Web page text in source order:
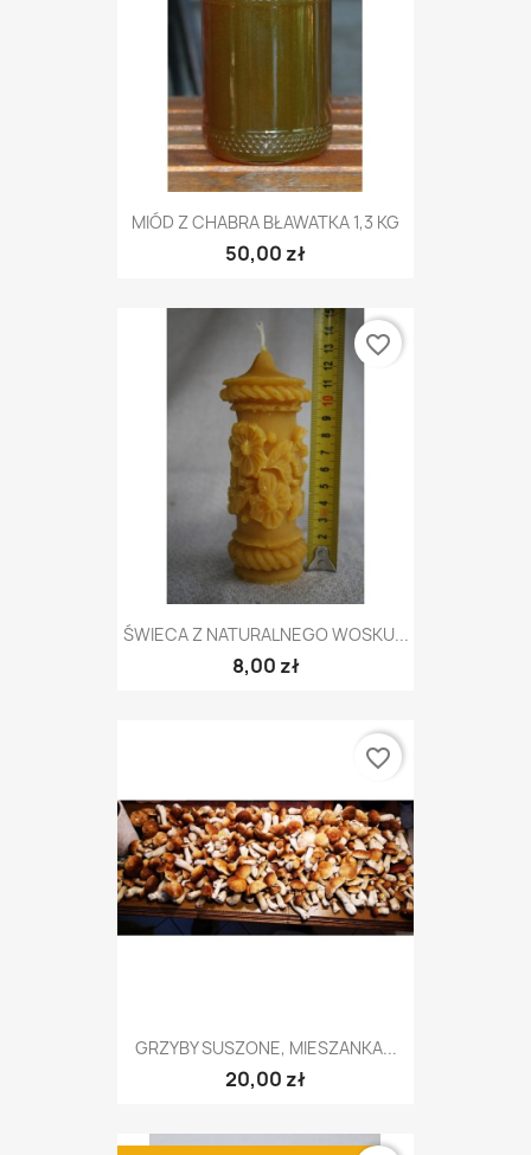
MIÓD Z CHABRA BŁAWATKA 1,3 KG
50,00 zł
ŚWIECA Z NATURALNEGO WOSKU...
8,00 zł
favorite_border
GRZYBY SUSZONE, MIESZANKA...
20,00 zł
favorite_border